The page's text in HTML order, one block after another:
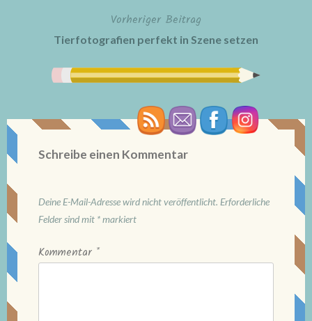
BeitragsnavigationVorheriger Beitrag
Tierfotografien perfekt in Szene setzen
Schreibe einen Kommentar
Deine E-Mail-Adresse wird nicht veröffentlicht. Erforderliche
Felder sind mit *markiert
Kommentar *